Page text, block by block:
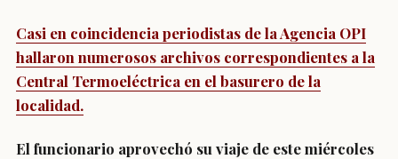
Casi en coincidencia periodistas de la Agencia OPI
hallaron numerosos archivos correspondientes a la
Central Termoeléctrica en el basurero de la
localidad.
El funcionario aprovechó su viaje de este miércoles